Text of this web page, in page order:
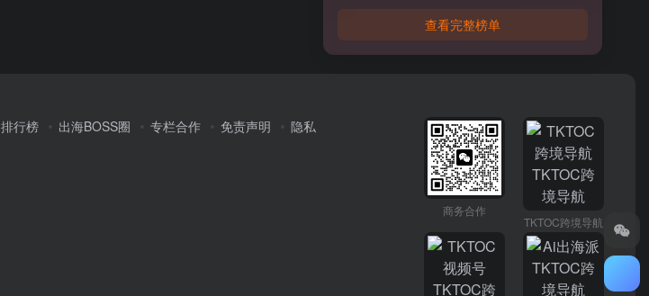
查看完整榜单
排行榜 出海BOSS圈 专栏合作 免责声明
隐私
商务合作
TKTOC跨境导航